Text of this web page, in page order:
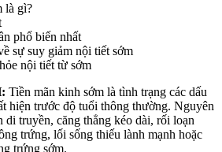
là gì?
phổ biến nhất
sự suy giảm nội tiết sớm
nội tiết từ sớm
Tiền mãn kinh sớm là tình trạng các dấu
hiện trước độ tuổi thông thường. Nguyên
di truyền, căng thẳng kéo dài, rối loạn
trứng, lối sống thiếu lành mạnh hoặc
trứng sớm.